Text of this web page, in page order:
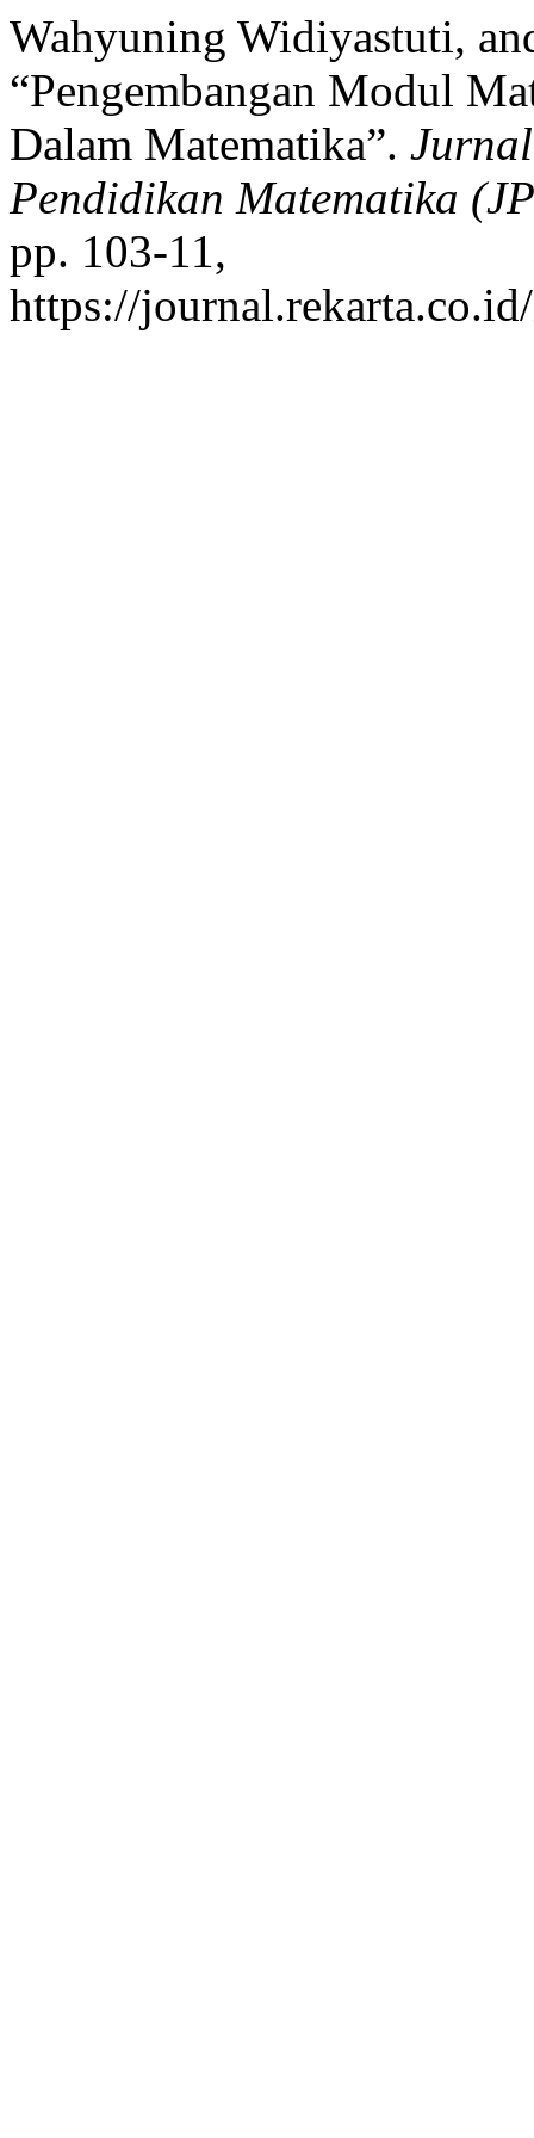
Wahyuning Widiyastuti,
“Pengembangan Modul
Dalam Matematika”.
Pendidikan Matematika
pp. 103-11,
https://